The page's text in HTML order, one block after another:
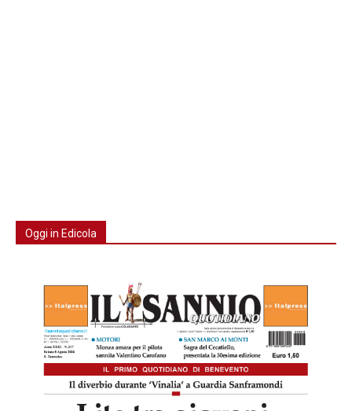
Oggi in Edicola